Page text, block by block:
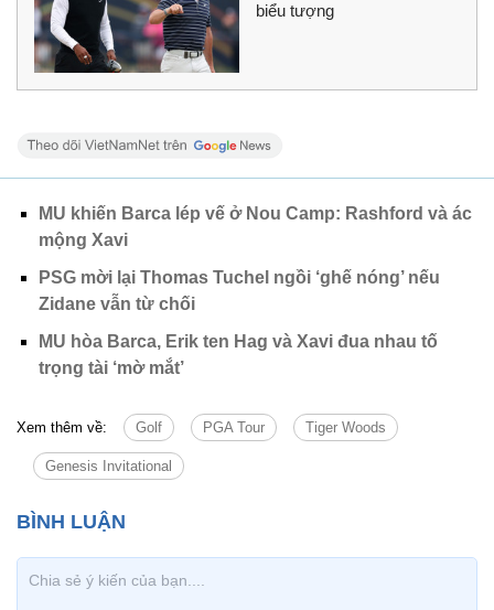
biểu tượng
MU khiến Barca lép vế ở Nou Camp: Rashford và ác
mộng Xavi
PSG mời lại Thomas Tuchel ngồi ‘ghế nóng’ nếu
Zidane vẫn từ chối
MU hòa Barca, Erik ten Hag và Xavi đua nhau tố
trọng tài ‘mờ mắt’
Xem thêm về: Golf PGA Tour Tiger Woods
Genesis Invitational